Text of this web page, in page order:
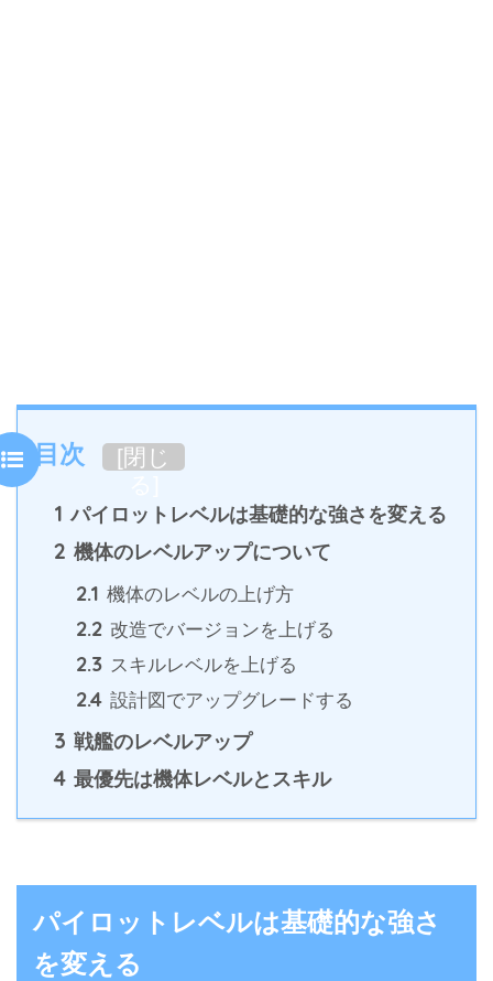
目次 [閉じ
1 パイロットレベルは基礎的な強さを変える
2 機体のレベルアップについて
2.1 機体のレベルの上げ方
2.2 改造でバージョンを上げる
2.3 スキルレベルを上げる
2.4 設計図でアップグレードする
3 戦艦のレベルアップ
4 最優先は機体レベルとスキル
パイロットレベルは基礎的な強さ
を変える